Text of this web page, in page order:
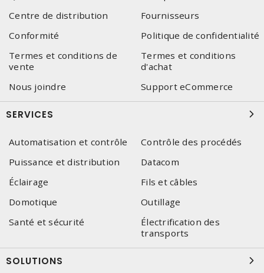
Centre de distribution
Fournisseurs
Conformité
Politique de confidentialité
Termes et conditions de
vente
Termes et conditions
d'achat
Nous joindre
Support eCommerce
SERVICES
Automatisation et contrôle
Contrôle des procédés
Puissance et distribution
Datacom
Éclairage
Fils et câbles
Domotique
Outillage
Santé et sécurité
Électrification des
transports
SOLUTIONS